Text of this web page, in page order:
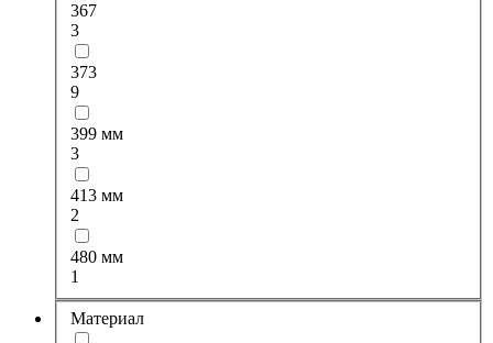
367
3
373
9
399 мм
3
413 мм
2
480 мм
1
Материал